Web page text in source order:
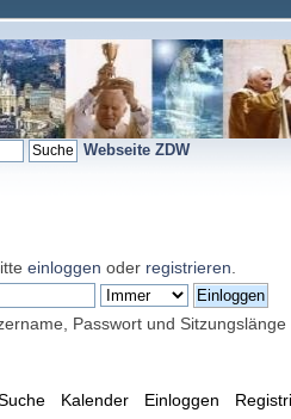
Webseite ZDW
einloggen oder registrieren
Passwort und Sitzungslänge
Kalender Einloggen